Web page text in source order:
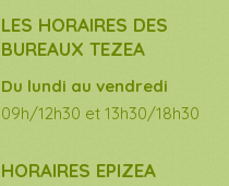
LES HORAIRES DES
BUREAUX TEZEA
Du lundi au vendredi
09h/12h30 et 13h30/18h30
HORAIRES EPIZEA